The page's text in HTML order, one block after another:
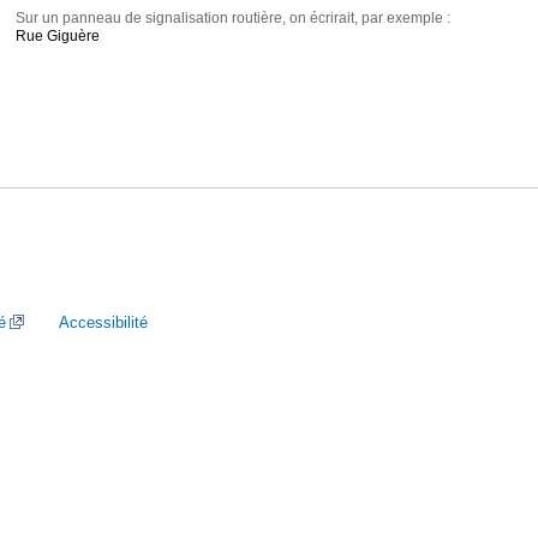
Sur un panneau de signalisation routière, on écrirait, par exemple :
Rue Giguère
Accessibilité